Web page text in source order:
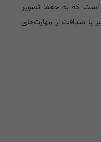
است که به حفظ تصویر
با صداقت از مهارت‌های